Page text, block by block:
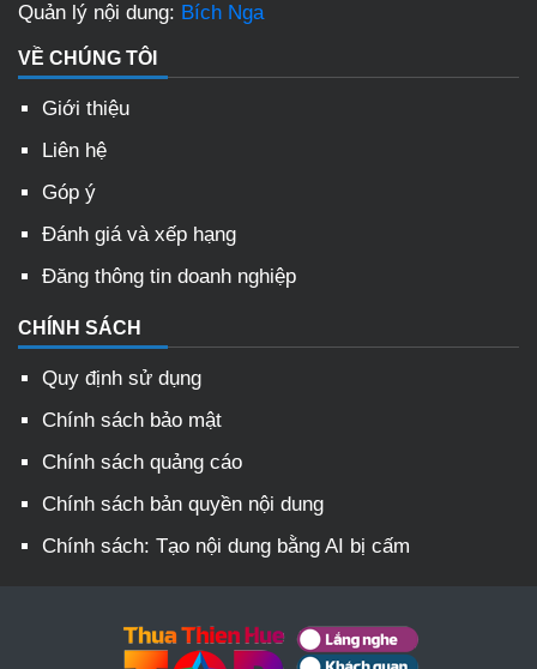
Quản lý nội dung: Bích Nga
VỀ CHÚNG TÔI
Giới thiệu
Liên hệ
Góp ý
Đánh giá và xếp hạng
Đăng thông tin doanh nghiệp
CHÍNH SÁCH
Quy định sử dụng
Chính sách bảo mật
Chính sách quảng cáo
Chính sách bản quyền nội dung
Chính sách: Tạo nội dung bằng AI bị cấm